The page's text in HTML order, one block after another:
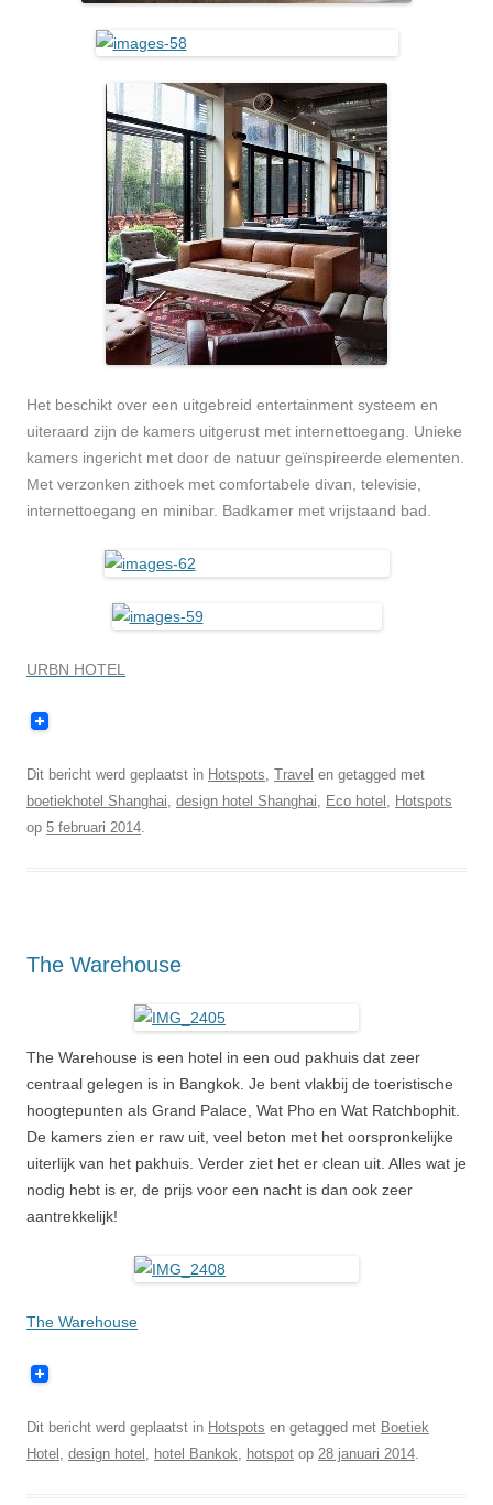
Het beschikt over een uitgebreid entertainment systeem en
uiteraard zijn de kamers uitgerust met internettoegang. Unieke
kamers ingericht met door de natuur geïnspireerde elementen.
Met verzonken zithoek met comfortabele divan, televisie,
internettoegang en minibar. Badkamer met vrijstaand bad.
URBN HOTEL
Dit bericht werd geplaatst in Hotspots Travel en getagged met
boetiekhotel Shanghai design hotel Shanghai Eco hotel
Hotspots
op 5 februari 2014
The Warehouse
The Warehouse is een hotel in een oud pakhuis dat zeer
centraal gelegen is in Bangkok. Je bent vlakbij de toeristische
hoogtepunten als Grand Palace, Wat Pho en Wat Ratchbophit.
De kamers zien er raw uit, veel beton met het oorspronkelijke
uiterlijk van het pakhuis. Verder ziet het er clean uit. Alles wat je
nodig hebt is er, de prijs voor een nacht is dan ook zeer
aantrekkelijk!
The Warehouse
Dit bericht werd geplaatst in Hotspots en getagged met Boetiek
Hotel design hotel hotel Bankok hotspot op 28 januari 2014